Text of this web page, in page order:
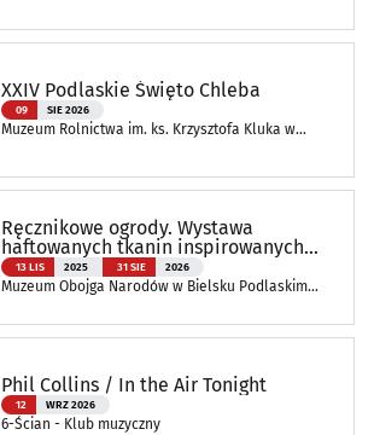
XXIV Podlaskie Święto Chleba
09 SIE 2026
Muzeum Rolnictwa im. ks. Krzysztofa Kluka w
Ręcznikowe ogrody. Wystawa
haftowanych tkanin inspirowanych
naturą
13 LIS 2025 31 SIE 2026
Muzeum Obojga Narodów w Bielsku Podlaskim
Phil Collins / In the Air Tonight
12 WRZ 2026
6-Ścian - Klub muzyczny